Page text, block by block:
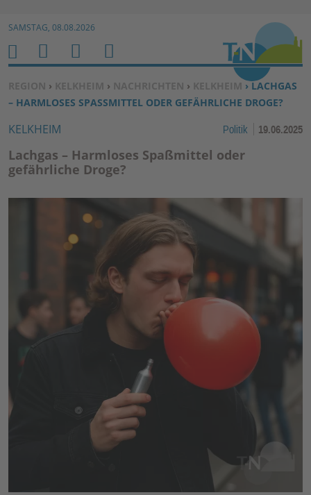
Zum Inhalt springen ↓
SAMSTAG, 08.08.2026
SIE BEFINDEN SICH HIER:
REGION › KELKHEIM › NACHRICHTEN › KELKHEIM › LACHGAS
– HARMLOSES SPASSMITTEL ODER GEFÄHRLICHE DROGE?
KELKHEIM Politik 19.06.2025
Lachgas – Harmloses Spaßmittel oder
gefährliche Droge?
H
O
M
E
M
E
N
U
S
U
C
N
B
E
N
Z
E
F
U
K
TI
O
E
N